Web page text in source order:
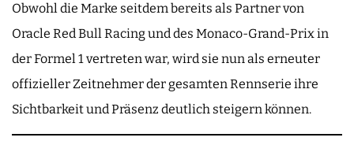
Obwohl die Marke seitdem bereits als Partner von
Oracle Red Bull Racing und des Monaco-Grand-Prix in
der Formel 1 vertreten war, wird sie nun als erneuter
offizieller Zeitnehmer der gesamten Rennserie ihre
Sichtbarkeit und Präsenz deutlich steigern können.